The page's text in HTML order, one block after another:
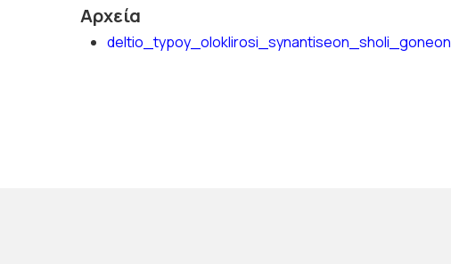
Αρχεία
deltio_typoy_oloklirosi_synantiseon_sholi_goneon